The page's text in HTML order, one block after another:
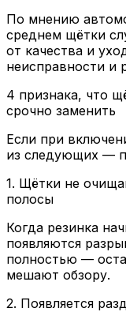
По мнению
среднем щётки
от качества и
неисправности и
4 признака, что
срочно заменить
Если при
из следующих —
1. Щётки не
полосы
Когда резинка
появляются
полностью —
мешают обзору.
2. Появляется